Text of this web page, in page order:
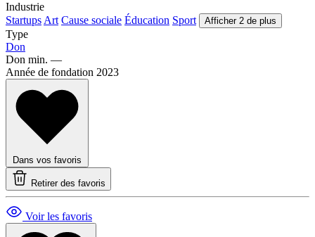
Industrie
Startups Art Cause sociale Éducation Sport Afficher 2 de plus
Type
Don
Don min. —
Année de fondation 2023
Dans vos favoris
Retirer des favoris
Voir les favoris